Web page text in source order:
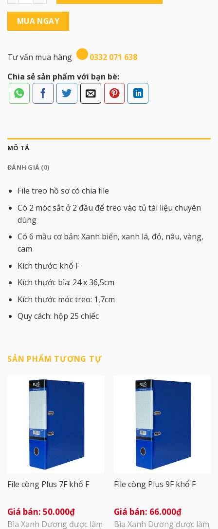
MUA NGAY
Tư vấn mua hàng
0332 071 638
Chia sẻ sản phẩm với bạn bè:
MÔ TẢ
ĐÁNH GIÁ (0)
File treo hồ sơ có chia file
Có 2 móc sắt ở 2 đầu để treo vào tủ tài liệu chuyên
dùng
Có 6 mầu cơ bản: Xanh biển, xanh lá, đỏ, nâu, vàng,
cam
Kích thước: khổ F
Kích thước bìa: 24 x 36,5cm
Kích thước móc treo: 1,7cm
Quy cách: hộp 25 chiếc
SẢN PHẨM TƯƠNG TỰ
File còng Plus 7F khổ F
50.000₫
Bìa Xanh Dương được làm
File còng Plus 9F khổ F
66.000₫
Bìa Xanh Dương được làm